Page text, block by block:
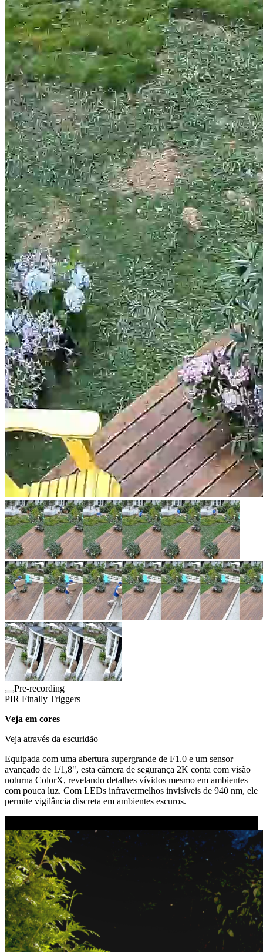
Pre-recording
PIR Finally Triggers
Veja em cores
Veja através da escuridão
Equipada com uma abertura supergrande de F1.0 e um sensor
avançado de 1/1,8", esta câmera de segurança 2K conta com visão
noturna ColorX, revelando detalhes vívidos mesmo em ambientes
com pouca luz. Com LEDs infravermelhos invisíveis de 940 nm, ele
permite vigilância discreta em ambientes escuros.